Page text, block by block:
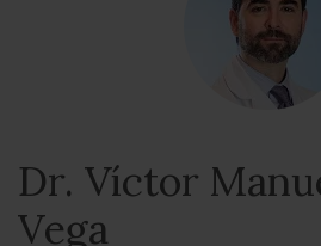
Dr. Víctor
Vega